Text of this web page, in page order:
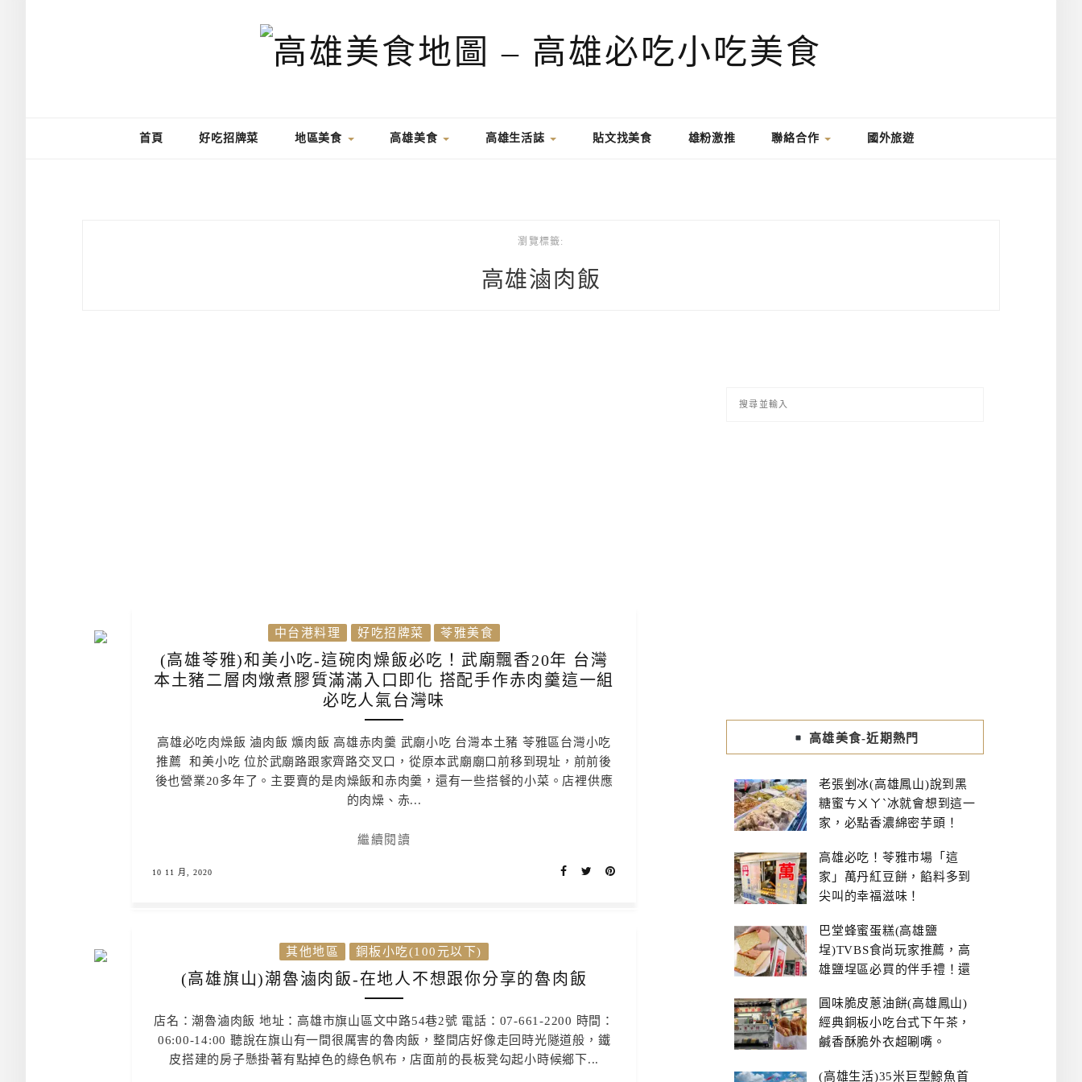
首頁 好吃招牌菜 地區美食 高雄美食 高雄生活誌 貼文找美食 雄粉激推 聯絡合作 國外旅遊
瀏覽標籤:
高雄滷肉飯
中台港料理 好吃招牌菜 苓雅美食
(高雄苓雅)和美小吃-這碗肉燥飯必吃！武廟飄香20年 台灣
本土豬二層肉燉煮膠質滿滿入口即化 搭配手作赤肉羹這一組
必吃人氣台灣味
高雄必吃肉燥飯 滷肉飯 爌肉飯 高雄赤肉羹 武廟小吃 台灣本土豬 苓雅區台灣小吃
推薦 和美小吃 位於武廟路跟家齊路交叉口，從原本武廟廟口前移到現址，前前後
後也營業20多年了。主要賣的是肉燥飯和赤肉羹，還有一些搭餐的小菜。店裡供應
的肉燥、赤...
繼續閱讀
10 11 月, 2020
其他地區 銅板小吃(100元以下)
(高雄旗山)潮魯滷肉飯-在地人不想跟你分享的魯肉飯
店名：潮魯滷肉飯 地址：高雄市旗山區文中路54巷2號 電話：07-661-2200 時間：
06:00-14:00 聽說在旗山有一間很厲害的魯肉飯，整間店好像走回時光隧道般，鐵
皮搭建的房子懸掛著有點掉色的綠色帆布，店面前的長板凳勾起小時候鄉下...
高雄美食-近期熱門
老張剉冰(高雄鳳山)說到黑
糖蜜ㄘㄨㄚˋ冰就會想到這一
家，必點香濃綿密芋頭！
高雄必吃！苓雅市場「這
家」萬丹紅豆餅，餡料多到
尖叫的幸福滋味！
巴堂蜂蜜蛋糕(高雄鹽
埕)TVBS食尚玩家推薦，高
雄鹽埕區必買的伴手禮！還
圓味脆皮蔥油餅(高雄鳳山)
經典銅板小吃台式下午茶，
鹹香酥脆外衣超唰嘴。
(高雄生活)35米巨型鯨魚首